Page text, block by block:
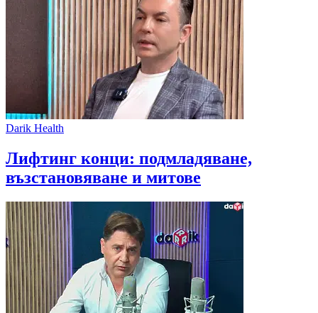
Darik Health
Лифтинг конци: подмладяване,
възстановяване и митове